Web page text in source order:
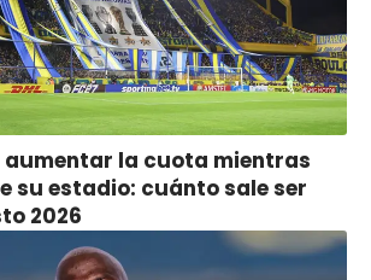
aumentar la cuota mientras
su estadio: cuánto sale ser
2026